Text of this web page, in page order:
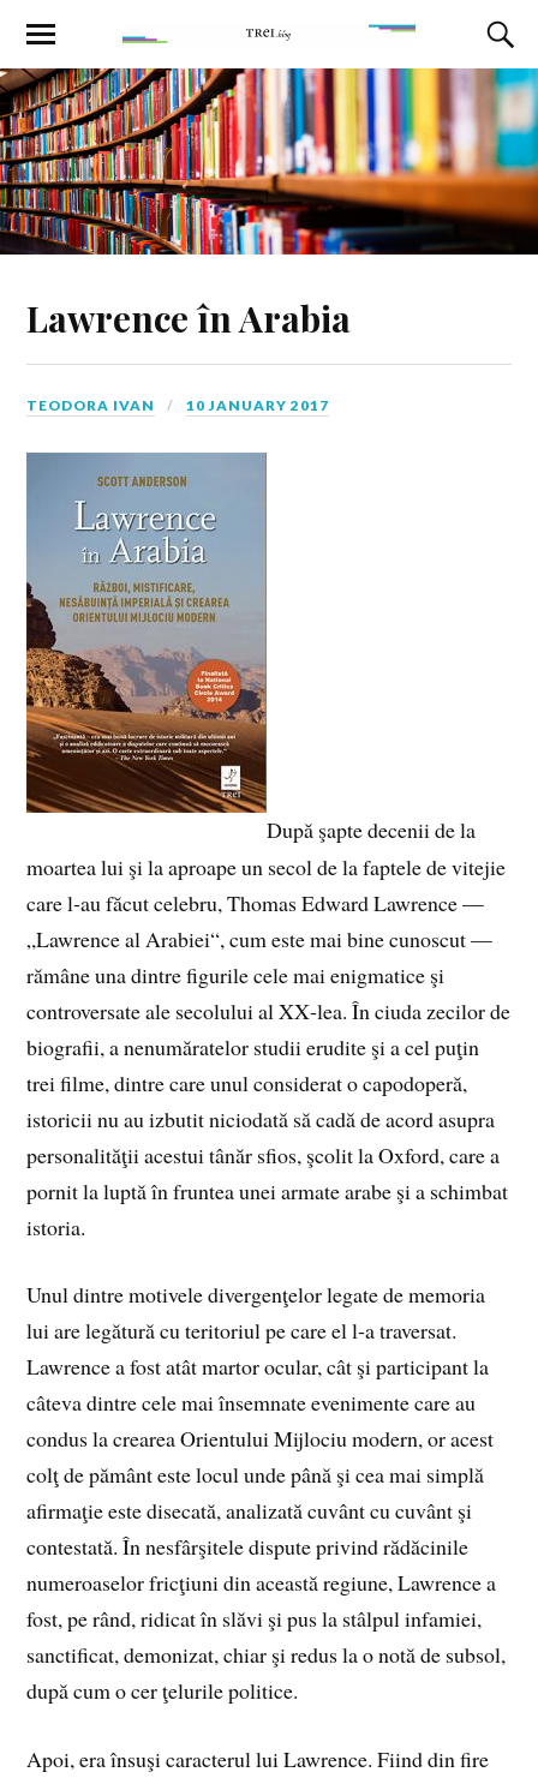
Lawrence în Arabia
TEODORA IVAN 10 JANUARY 2017
După şapte decenii de la
moartea lui şi la aproape un secol de la faptele de vitejie
care l‑au făcut celebru, Thomas Edward Lawrence —
„Lawrence al Arabiei“, cum este mai bine cunoscut —
rămâne una dintre figurile cele mai enigmatice şi
controversate ale secolului al XX‑lea. În ciuda zecilor de
biografii, a nenumăratelor studii erudite şi a cel puţin
trei filme, dintre care unul considerat o capodoperă,
istoricii nu au izbutit niciodată să cadă de acord asupra
personalităţii acestui tânăr sfios, şcolit la Oxford, care a
pornit la luptă în fruntea unei armate arabe şi a schimbat
istoria.
Unul dintre motivele divergenţelor legate de memoria
lui are legătură cu teritoriul pe care el l‑a traversat.
Lawrence a fost atât martor ocular, cât şi participant la
câteva dintre cele mai însemnate evenimente care au
condus la crearea Orientului Mijlociu modern, or acest
colţ de pământ este locul unde până şi cea mai simplă
afirmaţie este disecată, analizată cuvânt cu cuvânt şi
contestată. În nesfârşitele dispute privind rădăcinile
numeroaselor fricţiuni din această regiune, Lawrence a
fost, pe rând, ridicat în slăvi şi pus la stâlpul infamiei,
sanctificat, demonizat, chiar şi redus la o notă de subsol,
după cum o cer ţelurile politice.
Apoi, era însuşi caracterul lui Lawrence. Fiind din fire